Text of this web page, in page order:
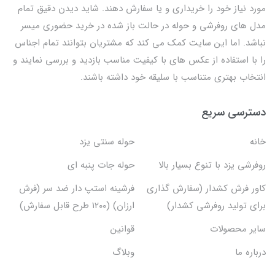
مورد نیاز خود را خریداری و یا سفارش دهند. شاید دیدن دقیق تمام
مدل های روفرشی و حوله در حالت باز شده در خرید حضوری میسر
نباشد. اما این سایت کمک می کند که مشتریان بتوانند تمام اجناس
را با استفاده از عکس های با کیفیت مناسب بازدید و بررسی نمایند و
انتخاب بهتری متناسب با سلیقه خود داشته باشند.
دسترسی سریع
خانه
حوله سنتی یزد
روفرشی یزد با تنوع بسیار بالا
حوله جات پنبه ای
کاور فرش کشدار (سفارش گذاری
برای تولید روفرشی کشدار)
فرشینه استپ دار ضد سر (فرش
ارزان) (۱۲۰۰ طرح قابل سفارش)
سایر محصولات
قوانین
درباره ما
وبلاگ